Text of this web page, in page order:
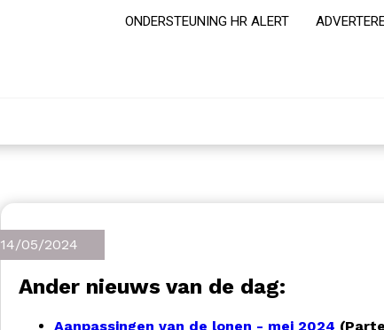
ONDERSTEUNING HR ALERT
14/05/2024
Ander nieuws van de dag:
Aanpassingen van de lonen - mei 2024